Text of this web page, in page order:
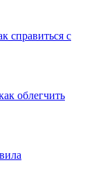
справиться с
облегчить